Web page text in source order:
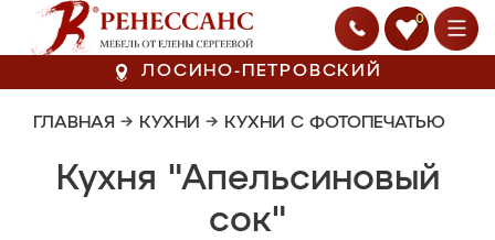
0
ЛОСИНО-ПЕТРОВСКИЙ
ГЛАВНАЯ → КУХНИ → КУХНИ С ФОТОПЕЧАТЬЮ
Кухня "Апельсиновый
сок"